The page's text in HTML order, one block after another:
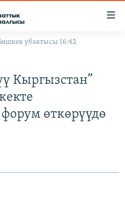
убактысы 16:42
Кыргызстан”
өткөрүүдө